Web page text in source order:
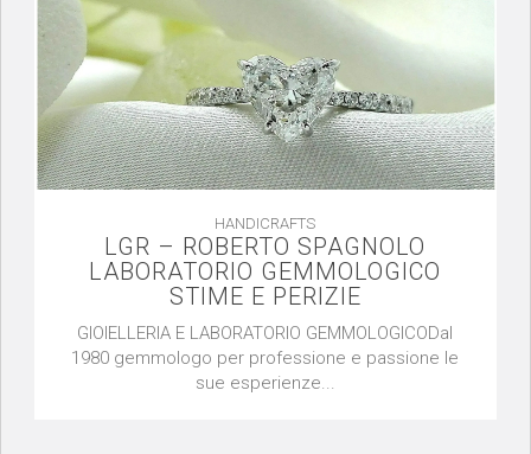
HANDICRAFTS
LGR – ROBERTO SPAGNOLO
LABORATORIO GEMMOLOGICO
STIME E PERIZIE
GIOIELLERIA E LABORATORIO GEMMOLOGICODal
1980 gemmologo per professione e passione le
sue esperienze...